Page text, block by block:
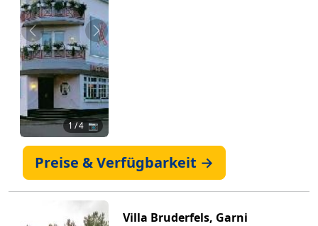
Zurück Weiter
1/ 4 📷
Preise & Verfügbarkeit →
Villa Bruderfels, Garni